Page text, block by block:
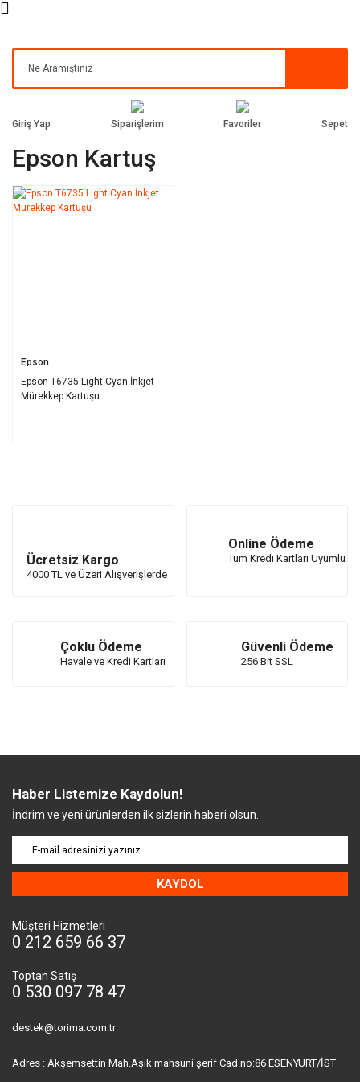
Giriş Yap Siparişlerim Favoriler Sepet
Epson Kartuş
Epson
Epson T6735 Light Cyan İnkjet
Mürekkep Kartuşu
Ücretsiz Kargo
4000 TL ve Üzeri Alışverişlerde
Online Ödeme
Tüm Kredi Kartları Uyumlu
Çoklu Ödeme
Havale ve Kredi Kartları
Güvenli Ödeme
256 Bit SSL
Haber Listemize Kaydolun!
İndrim ve yeni ürünlerden ilk sizlerin haberi olsun.
KAYDOL
Müşteri Hizmetleri
0 212 659 66 37
Toptan Satış
0 530 097 78 47
destek@torima.com.tr
Adres : Akşemsettin Mah.Aşık mahsuni şerif Cad.no:86 ESENYURT/İST